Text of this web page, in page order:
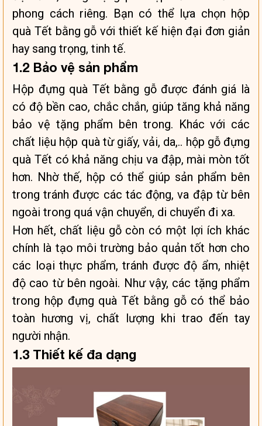
phong cách riêng. Bạn có thể lựa chọn hộp
quà Tết bằng gỗ với thiết kế hiện đại đơn giản
hay sang trọng, tinh tế.
1.2 Bảo vệ sản phẩm
Hộp đựng quà Tết bằng gỗ được đánh giá là
có độ bền cao, chắc chắn, giúp tăng khả năng
bảo vệ tặng phẩm bên trong. Khác với các
chất liệu hộp quà từ giấy, vải, da,.. hộp gỗ đựng
quà Tết có khả năng chịu va đập, mài mòn tốt
hơn. Nhờ thế, hộp có thể giúp sản phẩm bên
trong tránh được các tác động, va đập từ bên
ngoài trong quá vận chuyển, di chuyển đi xa.
Hơn hết, chất liệu gỗ còn có một lợi ích khác
chính là tạo môi trường bảo quản tốt hơn cho
các loại thực phẩm, tránh được độ ẩm, nhiệt
độ cao từ bên ngoài. Như vậy, các tặng phẩm
trong hộp đựng quà Tết bằng gỗ có thể bảo
toàn hương vị, chất lượng khi trao đến tay
người nhận.
1.3 Thiết kế đa dạng